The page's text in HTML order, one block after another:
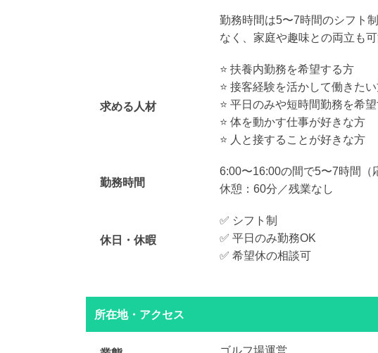
勤務時間は5〜7時間のシフト
なく、家庭や趣味との両立も
求める人材
⭐️ 扶養内勤務を希望する方
⭐️ 接客経験を活かして働きた
⭐️ 平日のみや短時間勤務を希
⭐️ 体を動かす仕事が好きな方
⭐️ 人と接することが好きな方
勤務時間
6:00〜16:00の間で5〜7時間（
休憩：60分／残業なし
休日・休暇
✅ シフト制
✅ 平日のみ勤務OK
✅ 希望休の相談可
所在地・アクセス
ゴルフ場運営